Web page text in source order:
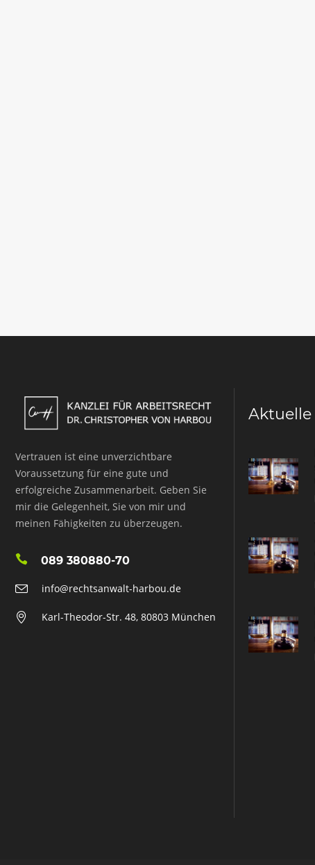
Vertrauen ist eine unverzichtbare
Voraussetzung für eine gute und
erfolgreiche Zusammenarbeit. Geben Sie
mir die Gelegenheit, Sie von mir und
meinen Fähigkeiten zu überzeugen.
089 380880-70
info@rechtsanwalt-harbou.de
Karl-Theodor-Str. 48, 80803 München
Aktuelle